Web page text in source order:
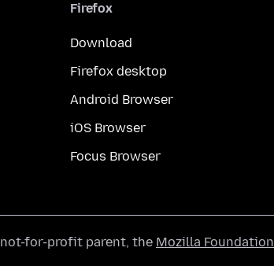
Firefox
Download
Firefox desktop
Android Browser
iOS Browser
Focus Browser
not-for-profit parent, the Mozilla Foundation